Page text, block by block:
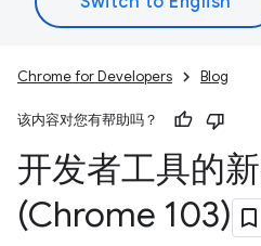
Chrome for Developers Blog
该内容对您有帮助吗？
开发者工具的
(Chrome 103)